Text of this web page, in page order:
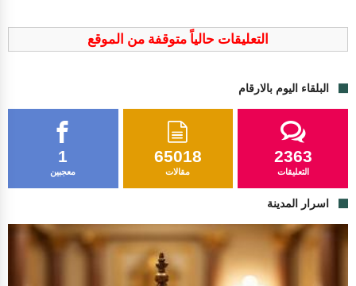
التعليقات حالياً متوقفة من الموقع
البلقاء اليوم بالارقام
1
معجبين
65018
مقالات
2363
التعليقات
اسرار المدينة